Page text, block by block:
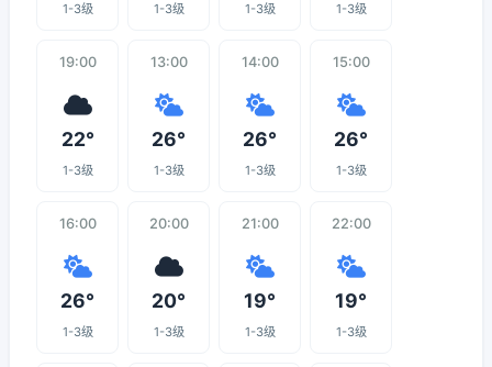
1-3级 1-3级 1-3级 1-3级
19:00
22°
1-3级
13:00
26°
1-3级
14:00
26°
1-3级
15:00
26°
1-3级
16:00
26°
1-3级
20:00
20°
1-3级
21:00
19°
1-3级
22:00
19°
1-3级